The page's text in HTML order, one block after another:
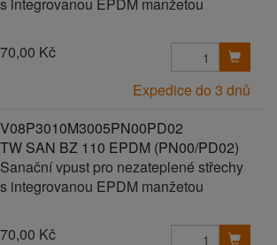
Kč
Expedice do 3 dnů
V08P3010M3005PN00PD02
TW SAN BZ 110 EPDM (PN00/PD02)
Sanační vpust pro nezateplené střechy
s integrovanou EPDM manžetou
Kč